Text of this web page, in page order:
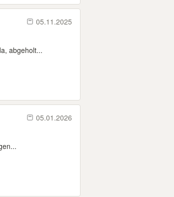
05.11.2025
abgeholt...
05.01.2026